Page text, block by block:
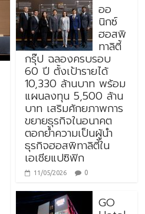
ออ
นิกซ์
ฮอสพิ
ทาลิตี้
กรุ๊ป ฉลองครบรอบ
60 ปี ตั้งเป้ารายได้
10,330 ล้านบาท พร้อม
แผนลงทุน 5,500 ล้าน
บาท เสริมศักยภาพการ
ขยายธุรกิจในอนาคต
ตอกย้ำความเป็นผู้นำ
ธุรกิจฮอสพิทาลิตี้ใน
เอเชียแปซิฟิก
11/05/2026 0
GO